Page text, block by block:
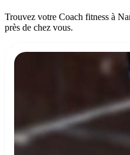
Trouvez votre Coach fitness à
près de chez vous.